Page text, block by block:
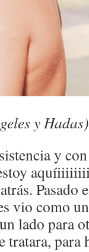
y Hadas)
y
Pasado
vio como
lado para
para